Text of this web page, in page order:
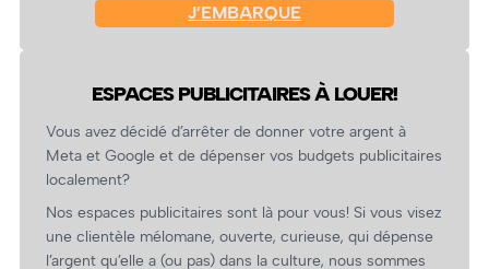
J’EMBARQUE
ESPACES PUBLICITAIRES À LOUER!
Vous avez décidé d’arrêter de donner votre argent à
Meta et Google et de dépenser vos budgets publicitaires
localement?
Nos espaces publicitaires sont là pour vous! Si vous visez
une clientèle mélomane, ouverte, curieuse, qui dépense
l’argent qu’elle a (ou pas) dans la culture, nous sommes